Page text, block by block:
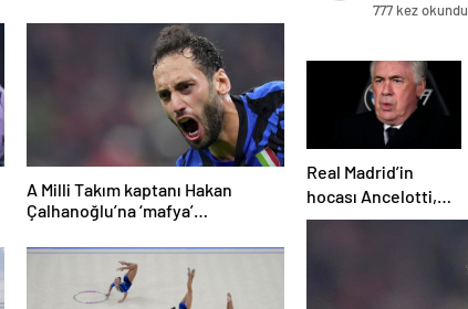
A Milli Takım kaptanı Hakan
Çalhanoğlu’na ‘mafya’
777 kez okundu
Real Madrid’in
hocası Ancelotti,
vergi kaçırma